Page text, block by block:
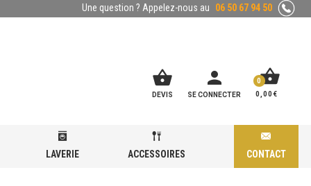
Une question ? Appelez-nous au 06 50 67 94 50
shopping_basket
DEVIS
person
SE CONNECTER
shopping_basket
0,00€
0
LAVERIE ACCESSOIRES CONTACT